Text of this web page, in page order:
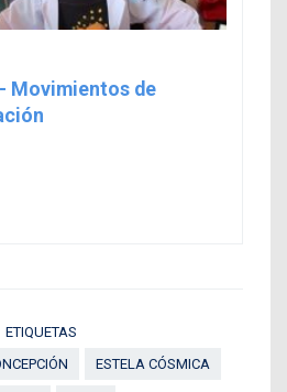
Movimientos de
ETIQUETAS
ESTELA CÓSMICA